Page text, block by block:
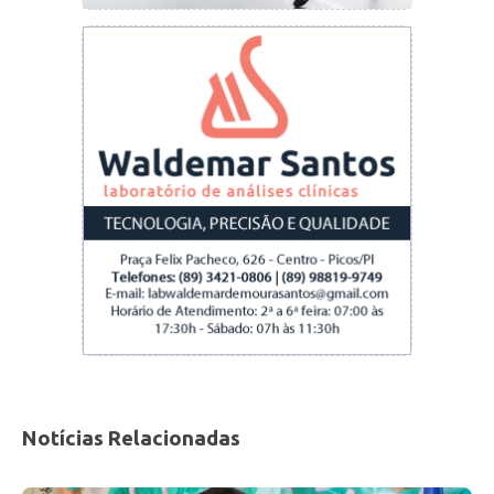
zona rural. Então, de fato, é um programa que
vai precisar de um grande engajamento social
para que a gente consiga chegar nesse cidadão
e permita que ele possa voltar à escola e
cumpra essa etapa importante da sua
escolarização, que é alfabetização, e na
sequência ele pode seguir na Educação de
Jovens e Adultos (EJA)”, ressaltou o secretário
da Educação, Ellen Gera.
Os estudantes matriculados no PROAJA,
mais, serão monitorados para identificação do
Notícias Relacionadas